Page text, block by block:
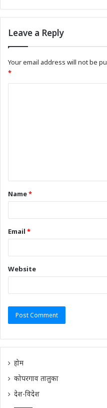
Leave a Reply
Your email address will not be
*
Name*
Email *
Website
होम
कोपरगाव तालुका
देश-विदेश